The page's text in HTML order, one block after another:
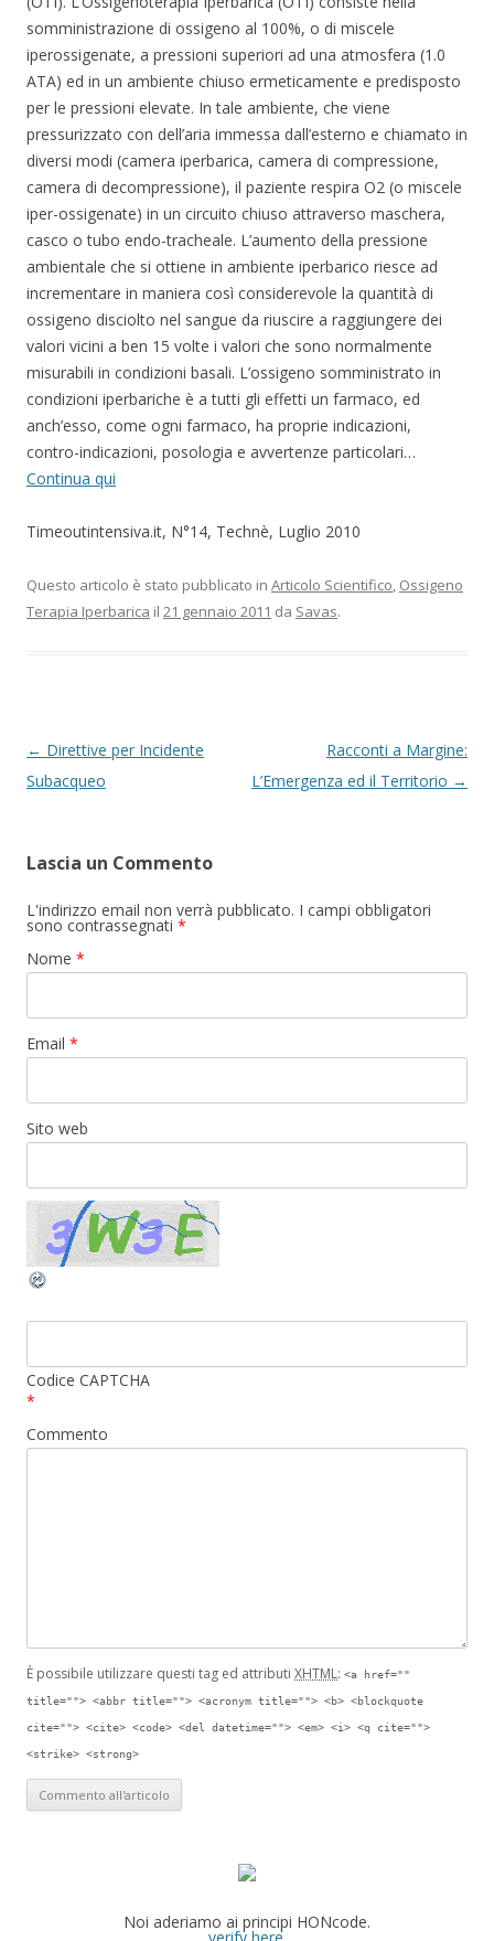
somministrazione di ossigeno al 100%, o di miscele
iperossigenate, a pressioni superiori ad una atmosfera (1.0
ATA) ed in un ambiente chiuso ermeticamente e predisposto
per le pressioni elevate. In tale ambiente, che viene
pressurizzato con dell’aria immessa dall’esterno e chiamato in
diversi modi (camera iperbarica, camera di compressione,
camera di decompressione), il paziente respira O2 (o miscele
iper-ossigenate) in un circuito chiuso attraverso maschera,
casco o tubo endo-tracheale. L’aumento della pressione
ambientale che si ottiene in ambiente iperbarico riesce ad
incrementare in maniera così considerevole la quantità di
ossigeno disciolto nel sangue da riuscire a raggiungere dei
valori vicini a ben 15 volte i valori che sono normalmente
misurabili in condizioni basali. L’ossigeno somministrato in
condizioni iperbariche è a tutti gli effetti un farmaco, ed
anch’esso, come ogni farmaco, ha proprie indicazioni,
contro-indicazioni, posologia e avvertenze particolari…
Continua qui
Timeoutintensiva.it, N°14, Technè, Luglio 2010
Questo articolo è stato pubblicato in Articolo Scientifico, Ossigeno
Terapia Iperbarica il 21 gennaio 2011 da Savas.
Navigazione articolo
← Direttive per Incidente
Subacqueo
Racconti a Margine:
L’Emergenza ed il Territorio →
Lascia un Commento
L'indirizzo email non verrà pubblicato. I campi obbligatori
sono contrassegnati *
Nome *
Email *
Sito web
Codice CAPTCHA
*
Commento
È possibile utilizzare questi tag ed attributi XHTML: <a href=""
title=""> <abbr title=""> <acronym title=""> <b> <blockquote
cite=""> <cite> <code> <del datetime=""> <em> <i> <q cite="">
<strike> <strong>
Noi aderiamo ai principi HONcode.